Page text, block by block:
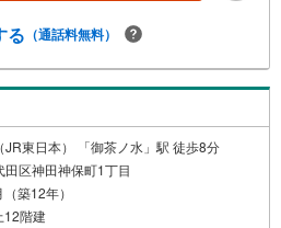
ださい。掲載されている物件は、弊社
※記載賃料等の収入や利回りは、将来に
とを保証するものではありません。※賃
中のものについては現在の賃料等
居住中等のものについては、周辺の
満室時を想定して表示しています。
る （通話料無料）
JR東日本） 「御茶ノ水」駅 徒歩8分
田区神田神保町1丁目
築12年）
12階建